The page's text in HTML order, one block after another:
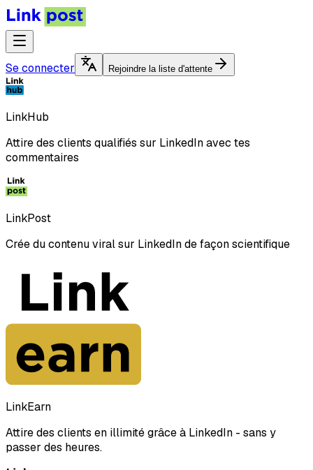
Se connecter Rejoindre la liste d'attente
LinkHub
Attire des clients qualifiés sur LinkedIn avec tes
commentaires
LinkPost
Crée du contenu viral sur LinkedIn de façon scientifique
LinkEarn
Attire des clients en illimité grâce à LinkedIn - sans y
passer des heures.